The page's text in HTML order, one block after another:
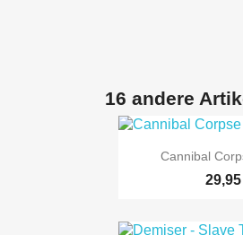
16 andere

Cannibal